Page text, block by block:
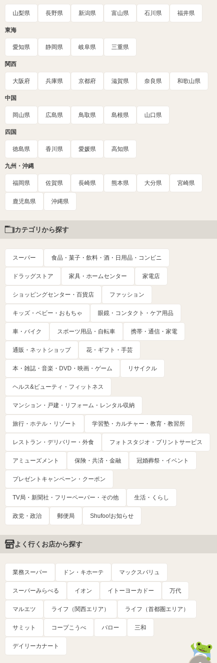
山梨県 長野県 新潟県 富山県 石川県 福井県
東海
愛知県 静岡県 岐阜県 三重県
関西
大阪府 兵庫県 京都府 滋賀県 奈良県 和歌山県
中国
岡山県 広島県 鳥取県 島根県 山口県
四国
徳島県 香川県 愛媛県 高知県
九州・沖縄
福岡県 佐賀県 長崎県 熊本県 大分県 宮崎県
鹿児島県 沖縄県
カテゴリから探す
スーパー 食品・菓子・飲料・酒・日用品・コンビニ
ドラッグストア 家具・ホームセンター 家電店
ショッピングセンター・百貨店 ファッション
キッズ・ベビー・おもちゃ 眼鏡・コンタクト・ケア用品
車・バイク スポーツ用品・自転車 携帯・通信・家電
通販・ネットショップ 花・ギフト・手芸
本・雑誌・音楽・DVD・映画・ゲーム リサイクル
ヘルス&ビューティ・フィットネス
マンション・戸建・リフォーム・レンタル収納
旅行・ホテル・リゾート 学習塾・カルチャー・教育・教習所
レストラン・デリバリー・外食 フォトスタジオ・プリントサービス
アミューズメント 保険・共済・金融 冠婚葬祭・イベント
プレゼントキャンペーン・クーポン
TV局・新聞社・フリーペーパー・その他 生活・くらし
政党・政治 郵便局 Shufoo!お知らせ
よく行くお店から探す
業務スーパー ドン・キホーテ マックスバリュ
スーパーみらべる イオン イトーヨーカドー 万代
マルエツ ライフ（関西エリア） ライフ（首都圏エリア）
サミット コープこうべ バロー 三和
デイリーカナート